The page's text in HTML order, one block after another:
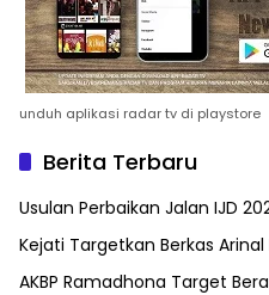
unduh aplikasi radar tv di playstore
Berita Terbaru
Usulan Perbaikan Jalan IJD
Kejati Targetkan Berkas
AKBP Ramadhona Target